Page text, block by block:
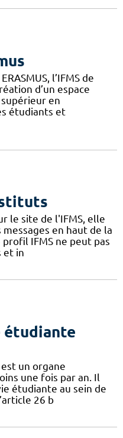
l’IFMS de
d’un espace
en
étudiants et
le site de l'IFMS, elle
en haut de la
IFMS ne peut pas
et in
étudiante
un organe
une fois par an. Il
étudiante au sein de
26 b